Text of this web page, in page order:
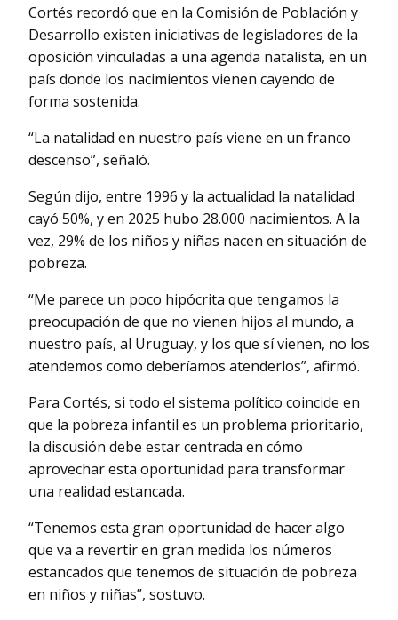
Cortés recordó que en la Comisión de Población y
Desarrollo existen iniciativas de legisladores de la
oposición vinculadas a una agenda natalista, en un
país donde los nacimientos vienen cayendo de
forma sostenida.
“La natalidad en nuestro país viene en un franco
descenso”, señaló.
Según dijo, entre 1996 y la actualidad la natalidad
cayó 50%, y en 2025 hubo 28.000 nacimientos. A la
vez, 29% de los niños y niñas nacen en situación de
pobreza.
“Me parece un poco hipócrita que tengamos la
preocupación de que no vienen hijos al mundo, a
nuestro país, al Uruguay, y los que sí vienen, no los
atendemos como deberíamos atenderlos”, afirmó.
Para Cortés, si todo el sistema político coincide en
que la pobreza infantil es un problema prioritario,
la discusión debe estar centrada en cómo
aprovechar esta oportunidad para transformar
una realidad estancada.
“Tenemos esta gran oportunidad de hacer algo
que va a revertir en gran medida los números
estancados que tenemos de situación de pobreza
en niños y niñas”, sostuvo.